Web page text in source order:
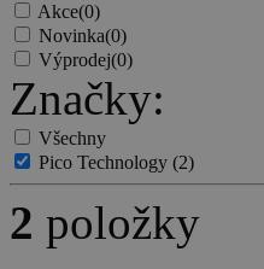
Akce(0)
Novinka(0)
Výprodej(0)
Značky:
Všechny
Pico Technology (2)
2 položky